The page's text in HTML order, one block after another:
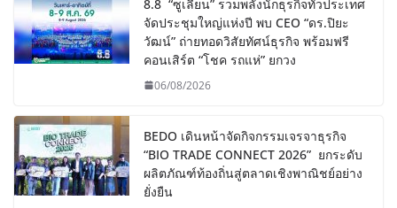
8.8 “ซูเลียน” รวมพลังนักธุรกิจทั่วประเทศ
จัดประชุมใหญ่แห่งปี พบ CEO “ดร.ปิยะ
วัฒน์” ถ่ายทอดวิสัยทัศน์ธุรกิจ พร้อมฟรี
คอนเสิร์ต “โชค รถแห่” ยกวง
06/08/2026
BEDO เดินหน้าจัดกิจกรรมเจรจาธุรกิจ
“BIO TRADE CONNECT 2026” ยกระดับ
ผลิตภัณฑ์ท้องถิ่นสู่ตลาดเชิงพาณิชย์อย่าง
ยั่งยืน